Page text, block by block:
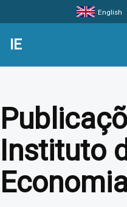
English
IE
Instituto